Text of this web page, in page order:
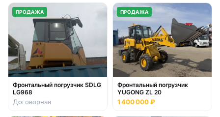
ПРОДАЖА
Фронтальный погрузчик SDLG
LG968
Договорная
ПРОДАЖА
Фронтальный погрузчик
YUGONG ZL 20
1 400 000 ₽